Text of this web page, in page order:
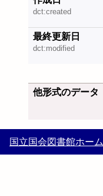
dct:created
最終更新日
dct:modified
他形式のデータ
国立国会図書館ホーム